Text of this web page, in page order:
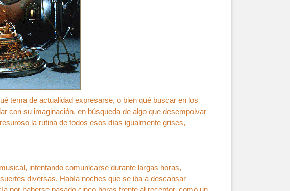
tema de actualidad expresarse, o bien qué buscar en los
con su imaginación, en búsqueda de algo que desempolvar
la rutina de todos esos días igualmente grises,
intentando comunicarse durante largas horas,
diversas. Había noches que se iba a descansar